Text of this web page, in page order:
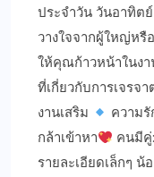
ประจำวัน วันอาทิตย์
วางใจจากผู้ใหญ่หรื
ให้คุณก้าวหน้าในง
ที่เกี่ยวกับการเจรจ
งานเสริม
ความรั
กล้าเข้าหา
คนมีคู่
รายละเอียดเล็กๆ